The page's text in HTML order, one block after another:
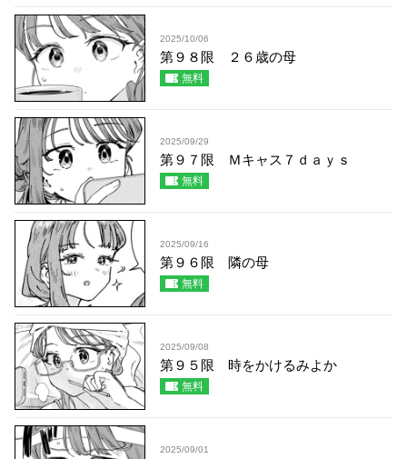
2025/10/06
第９８限 ２６歳の母
無料
2025/09/29
第９７限 Ｍキャス７ｄａｙｓ
無料
2025/09/16
第９６限 隣の母
無料
2025/09/08
第９５限 時をかけるみよか
無料
2025/09/01